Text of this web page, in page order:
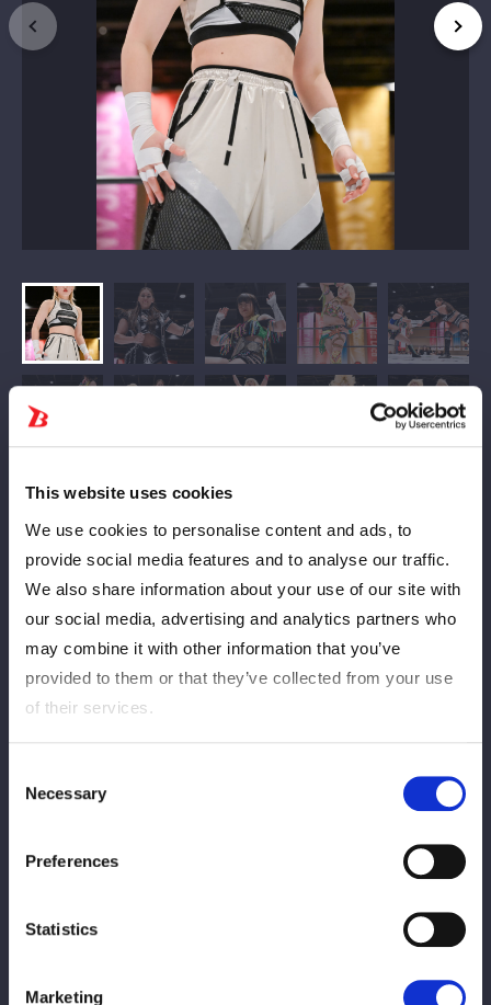
This website uses cookies
We use cookies to personalise content and ads, to
provide social media features and to analyse our traffic.
We also share information about your use of our site with
our social media, advertising and analytics partners who
may combine it with other information that you’ve
provided to them or that they’ve collected from your use
of their services.
Selection
Necessary
Preferences
Statistics
Marketing
ボジラとアキラが、どちらが出るかでもめる。「オマエ、また負
一回」と星来と組み合おうとする。星来が足を踏みつけ引っ張る
が、ボジラは動じず。星来がバックを取るとボジラの股下をくぐ
って水森とダブルのドロップキック。しかし、ボジラがまとめて
ショルダータックル、星来をマットに叩きつける。アキラがタッ
するが、背中にドロップキックを食らい、アキラと衝突。アキラ
が入るが、星来のブレーンバスターを食らう。水森がアキラにラ
リアット連打、ギロチンドロップ。アキラは「なめんじゃねえ